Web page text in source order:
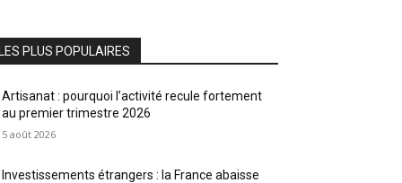
LES PLUS POPULAIRES
Artisanat : pourquoi l’activité recule fortement
au premier trimestre 2026
5 août 2026
Investissements étrangers : la France abaisse